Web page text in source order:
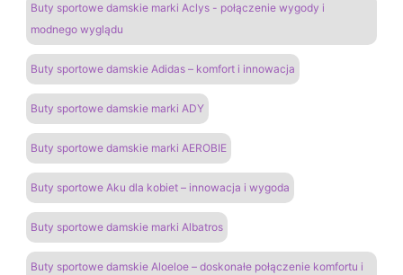
Buty sportowe damskie marki Aclys - połączenie wygody i
modnego wyglądu
Buty sportowe damskie Adidas – komfort i innowacja
Buty sportowe damskie marki ADY
Buty sportowe damskie marki AEROBIE
Buty sportowe Aku dla kobiet – innowacja i wygoda
Buty sportowe damskie marki Albatros
Buty sportowe damskie Aloeloe – doskonałe połączenie komfortu i